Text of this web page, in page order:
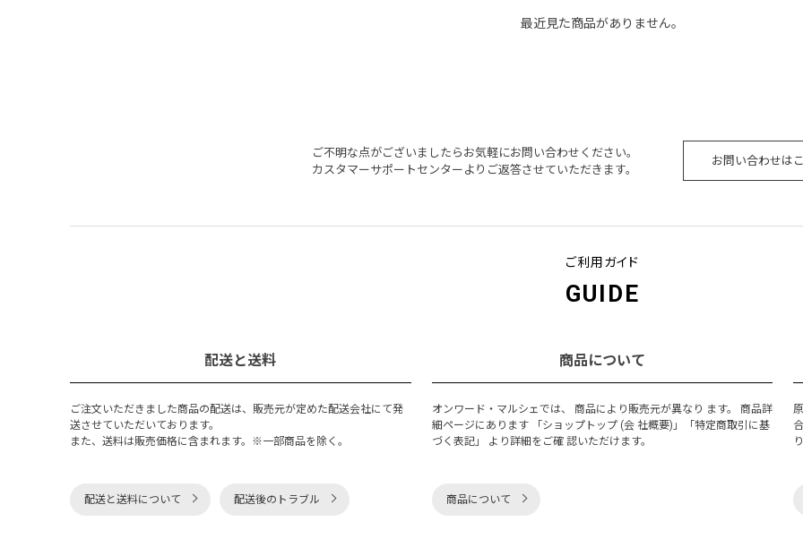
最近見た商品がありません。
ご不明な点がございましたらお気軽にお問い合わせください。
カスタマーサポートセンターよりご返答させていただきます。
お問い合わせは
ご利用ガイド
GUIDE
配送と送料
ご注文いただきました商品の配送は、販売元が定めた配送会社にて発
送させていただいております。
また、送料は販売価格に含まれます。※一部商品を除く。
配送と送料について 配送後のトラブル
商品について
オンワード・マルシェでは、 商品により販売元が異なり ます。 商品詳
細ページにあります 「ショップトップ (会 社概要)」「特定商取引に基
づく表記」 より詳細をご確 認いただけます。
商品について